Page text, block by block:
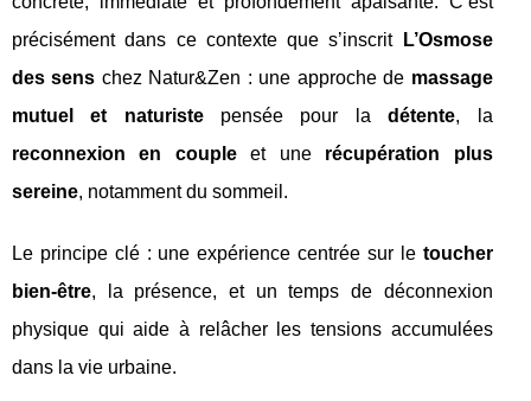
précisément dans ce contexte que s’inscrit
L’Osmose
des sens chez Natur&Zen : une approche de massage
mutuel et naturistepensée pour ladétente, la
reconnexion en coupleet une récupération plus
sereine, notamment du sommeil.
Le principe clé : une expérience centrée sur le toucher
bien-être, la présence, et un temps de déconnexion
physique qui aide à relâcher les tensions accumulées
dans la vie urbaine.